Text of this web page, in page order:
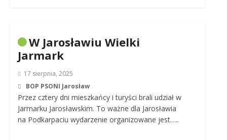
W Jarosławiu Wielki
Jarmark
17 sierpnia, 2025
BOP PSONI Jarosław
Przez cztery dni mieszkańcy i turyści brali udział w
Jarmarku Jarosławskim. To ważne dla Jarosławia
na Podkarpaciu wydarzenie organizowane jest…..